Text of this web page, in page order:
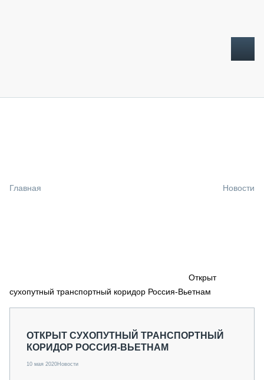
СПЕЦПРОЕКТЫ
О ПРОЕКТЕ
Главная Новости
Открыт
сухопутный транспортный коридор Россия-Вьетнам
ОТКРЫТ СУХОПУТНЫЙ ТРАНСПОРТНЫЙ
КОРИДОР РОССИЯ-ВЬЕТНАМ
10 мая 2020Новости